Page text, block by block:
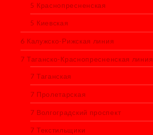
5 Краснопресненская
5 Киевская
6 Калужско-Рижская линия
7 Таганско-Краснопресненская линия
7 Таганская
7 Пролетарская
7 Волгоградский проспект
7 Текстильщики